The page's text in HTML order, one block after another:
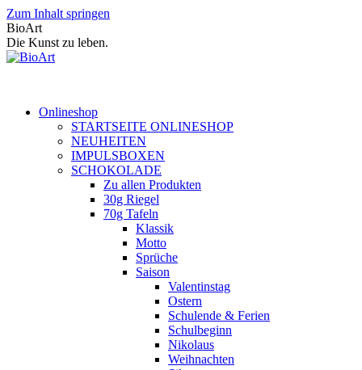
Zum Inhalt springen
BioArt
Die Kunst zu leben.
Onlineshop
STARTSEITE ONLINESHOP
NEUHEITEN
IMPULSBOXEN
SCHOKOLADE
Zu allen Produkten
30g Riegel
70g Tafeln
Klassik
Motto
Sprüche
Saison
Valentinstag
Ostern
Schulende & Ferien
Schulbeginn
Nikolaus
Weihnachten